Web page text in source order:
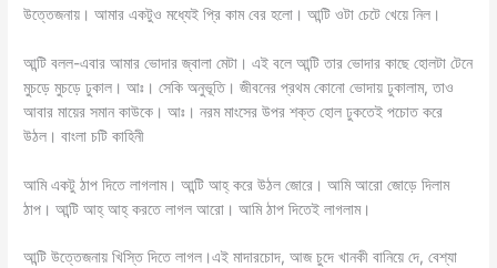
উত্তেজনায়। আমার একটুও মধ্যেই প্রি কাম বের হলো। আন্টি ওটা চেটে খেয়ে নিল।
আন্টি বলল-এবার আমার ভোদার জ্বালা মেটা। এই বলে আন্টি তার ভোদার কাছে হোলটা টেনে
মুচড়ে মুচড়ে ঢুকাল। আঃ। সেকি অনুভূতি। জীবনের প্রথম কোনো ভোদায় ঢুকালাম, তাও
আবার মায়ের সমান কাউকে। আঃ। নরম মাংসের উপর শক্ত হোল ঢুকতেই পচোত করে
উঠল। বাংলা চটি কাহিনী
আমি একটু ঠাপ দিতে লাগলাম। আন্টি আহ্ করে উঠল জোরে। আমি আরো জোড়ে দিলাম
ঠাপ। আন্টি আহ্ আহ্ করতে লাগল আরো। আমি ঠাপ দিতেই লাগলাম।
আন্টি উত্তেজনায় খিস্তি দিতে লাগল।এই মাদারচোদ, আজ চুদে খানকী বানিয়ে দে, বেশ্যা